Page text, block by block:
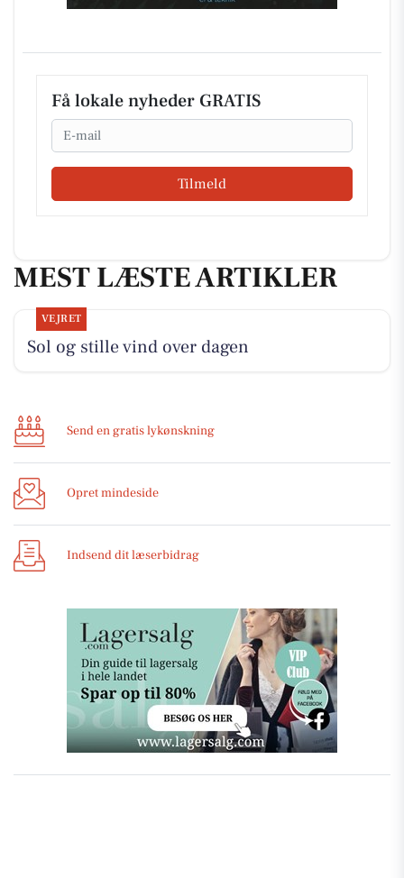
Få lokale nyheder GRATIS
Email
Tilmeld
MEST LÆSTE ARTIKLER
VEJRET
Sol og stille vind over dagen
Send en gratis lykønskning
Opret mindeside
Indsend dit læserbidrag